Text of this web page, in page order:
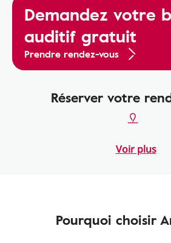
Demandez votre
auditif gratuit
Prendre rendez-vous
Réserver votre
Voir plus
Pourquoi choisir